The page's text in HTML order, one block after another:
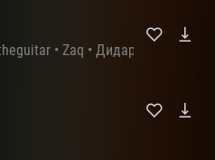
• Zaq • Дидар Исахан